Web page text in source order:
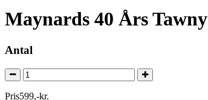
Maynards 40 Års Tawny
Antal
Pris599,-kr.